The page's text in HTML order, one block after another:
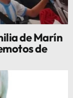
de Marín
de